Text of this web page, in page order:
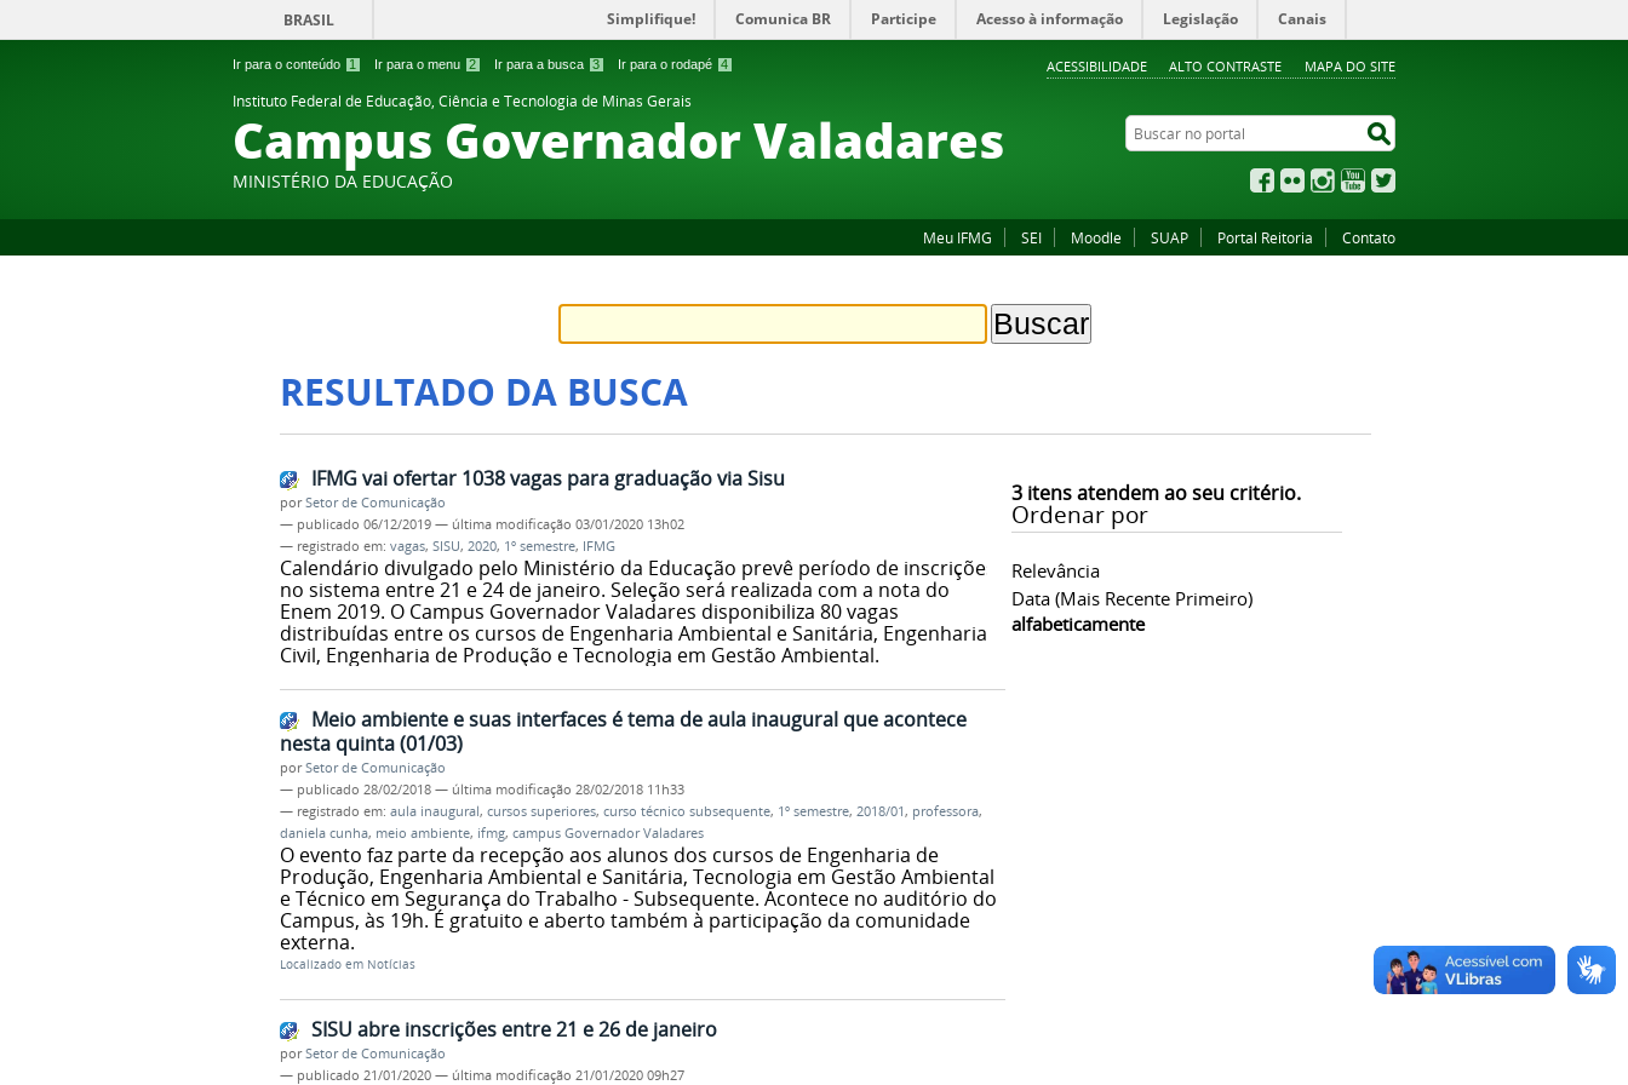
Ir para o conteúdo 1 Ir para o menu 2 Ir para a busca 3 Ir para o rodapé 4 ACESSIBILIDADE ALTO CONTRASTE MAPA DO SITE
BRASIL Simplifique! Comunica BR Participe Acesso à informação Legislação Canais
Instituto Federal de Educação, Ciência e Tecnologia de Minas Gerais
Campus Governador Valadares
MINISTÉRIO DA EDUCAÇÃO
Buscar no portal
Facebook
Flickr InstagramYouTube
Meu IFMG SEI Moodle SUAP Portal Reitoria Contato
RESULTADO DA BUSCA
3itens atendem ao seu critério.
Ordenar por
Relevância
Data (mais Recente Primeiro)
alfabeticamente
IFMG vai ofertar 1038 vagas para graduação via Sisu
porSetor de Comunicação
— publicado 06/12/2019 — última modificação 03/01/2020 13h02
— registrado em: vagas, SISU, 2020, 1º semestre, IFMG
Calendário divulgado pelo Ministério da Educação prevê período de inscrições
no sistema entre 21 e 24 de janeiro. Seleção será realizada com a nota do
Enem 2019. O Campus Governador Valadares disponibiliza 80 vagas
distribuídas entre os cursos de Engenharia Ambiental e Sanitária, Engenharia
Civil, Engenharia de Produção e Tecnologia em Gestão Ambiental.
Meio ambiente e suas interfaces é tema de aula inaugural que acontece
nesta quinta (01/03)
porSetor de Comunicação
— publicado 28/02/2018 — última modificação 28/02/2018 11h33
— registrado em: aula inaugural, cursos superiores, curso técnico subsequente, 1º semestre, 2018/01, professora,
daniela cunha, meio ambiente, ifmg, campus Governador Valadares
O evento faz parte da recepção aos alunos dos cursos de Engenharia de
Produção, Engenharia Ambiental e Sanitária, Tecnologia em Gestão Ambiental
e Técnico em Segurança do Trabalho - Subsequente. Acontece no auditório do
Campus, às 19h. É gratuito e aberto também à participação da comunidade
externa.
Localizado em Notícias
SISU abre inscrições entre 21 e 26 de janeiro
porSetor de Comunicação
— publicado 21/01/2020 — última modificação 21/01/2020 09h27